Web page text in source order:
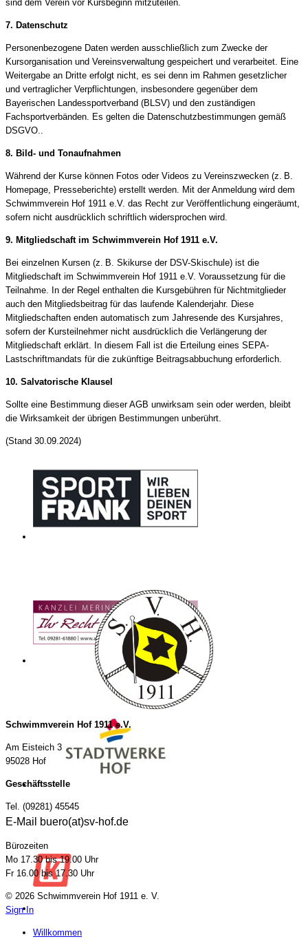
sind dem Verein vor Kursbeginn mitzuteilen.
7. Datenschutz
Personenbezogene Daten werden ausschließlich zum Zwecke der
Kursorganisation und Vereinsverwaltung gespeichert und verarbeitet. Eine
Weitergabe an Dritte erfolgt nicht, es sei denn im Rahmen gesetzlicher
und vertraglicher Verpflichtungen, insbesondere gegenüber dem
Bayerischen Landessportverband (BLSV) und den zuständigen
Fachsportverbänden. Es gelten die Datenschutzbestimmungen gemäß
DSGVO..
8. Bild- und Tonaufnahmen
Während der Kurse können Fotos oder Videos zu Vereinszwecken (z. B.
Homepage, Presseberichte) erstellt werden. Mit der Anmeldung wird dem
Schwimmverein Hof 1911 e.V. das Recht zur Veröffentlichung eingeräumt,
sofern nicht ausdrücklich schriftlich widersprochen wird.
9. Mitgliedschaft im Schwimmverein Hof 1911 e.V.
Bei einzelnen Kursen (z. B. Skikurse der DSV-Skischule) ist die
Mitgliedschaft im Schwimmverein Hof 1911 e.V. Voraussetzung für die
Teilnahme. In der Regel enthalten die Kursgebühren für Nichtmitglieder
auch den Mitgliedsbeitrag für das laufende Kalenderjahr. Diese
Mitgliedschaften enden automatisch zum Jahresende des Kursjahres,
sofern der Kursteilnehmer nicht ausdrücklich die Verlängerung der
Mitgliedschaft erklärt. In diesem Fall ist die Erteilung eines SEPA-
Lastschriftmandats für die zukünftige Beitragsabbuchung erforderlich.
10. Salvatorische Klausel
Sollte eine Bestimmung dieser AGB unwirksam sein oder werden, bleibt
die Wirksamkeit der übrigen Bestimmungen unberührt.
(Stand 30.09.2024)
Schwimmverein Hof 1911 e.V.
Am Eisteich 3
95028 Hof
Geschäftsstelle
Tel. (09281) 45545
E-Mail buero(at)sv-hof.de
Bürozeiten
Mo 17.30 bis 19.00 Uhr
Fr 16.00 bis 17.30 Uhr
© 2026 Schwimmverein Hof 1911 e. V.
Sign In
Willkommen